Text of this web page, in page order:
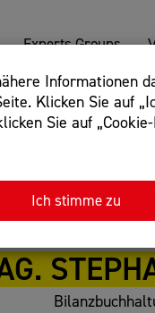
Informationen
Klicken Sie auf
Sie auf
Ich stimme zu
Experts Groups
einschließen:
things"